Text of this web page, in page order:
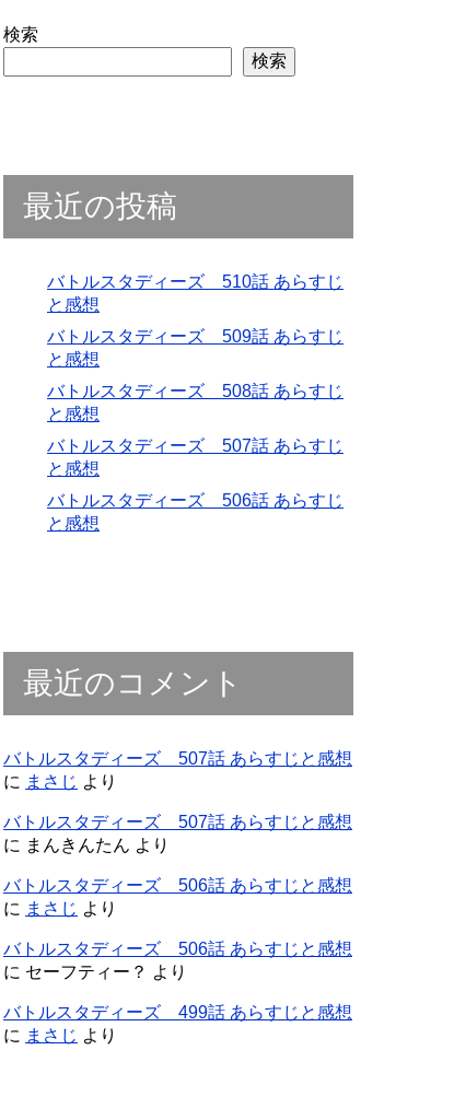
検索
検索
最近の投稿
バトルスタディーズ 510話 あらすじ
と感想
バトルスタディーズ 509話 あらすじ
と感想
バトルスタディーズ 508話 あらすじ
と感想
バトルスタディーズ 507話 あらすじ
と感想
バトルスタディーズ 506話 あらすじ
と感想
最近のコメント
バトルスタディーズ 507話 あらすじと感想
に まさじ より
バトルスタディーズ 507話 あらすじと感想
に まんきんたん より
バトルスタディーズ 506話 あらすじと感想
に まさじ より
バトルスタディーズ 506話 あらすじと感想
に セーフティー？ より
バトルスタディーズ 499話 あらすじと感想
に まさじ より